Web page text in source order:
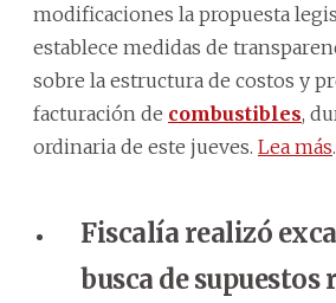
modificaciones la propuesta
establece medidas de
sobre la estructura de costos y
facturación de combustibles,
ordinaria de este jueves. Lea más.
Fiscalía realizó
busca de supuestos